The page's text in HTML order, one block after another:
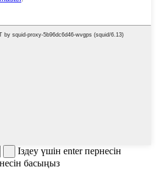
Іздеу үшін enter пернесін
басыңыз